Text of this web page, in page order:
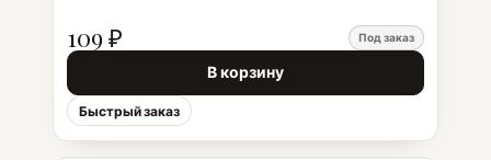
109 ₽ Под заказ
В корзину
Быстрый заказ